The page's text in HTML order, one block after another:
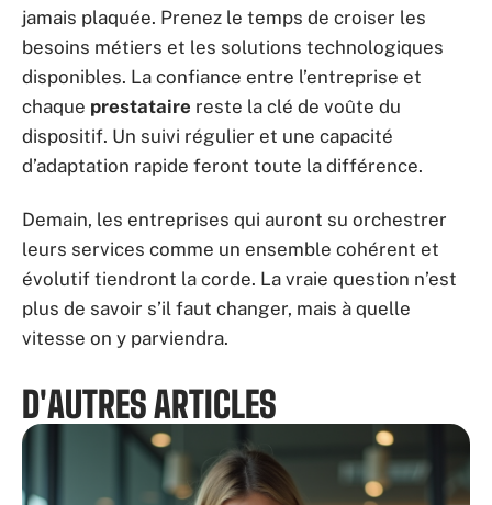
jamais plaquée. Prenez le temps de croiser les
besoins métiers et les solutions technologiques
disponibles. La confiance entre l’entreprise et
chaque prestataire reste la clé de voûte du
dispositif. Un suivi régulier et une capacité
d’adaptation rapide feront toute la différence.
Demain, les entreprises qui auront su orchestrer
leurs services comme un ensemble cohérent et
évolutif tiendront la corde. La vraie question n’est
plus de savoir s’il faut changer, mais à quelle
vitesse on y parviendra.
D'AUTRES ARTICLES